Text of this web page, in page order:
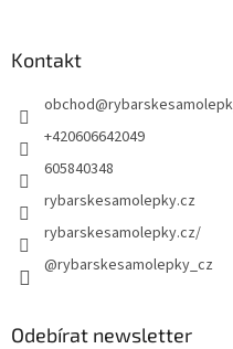
Kontakt
obchod@
+420606642049
605840348
rybarskesamolepky.cz
rybarskesamolepky.cz/
@rybarskesamolepky_cz
Odebírat newsletter